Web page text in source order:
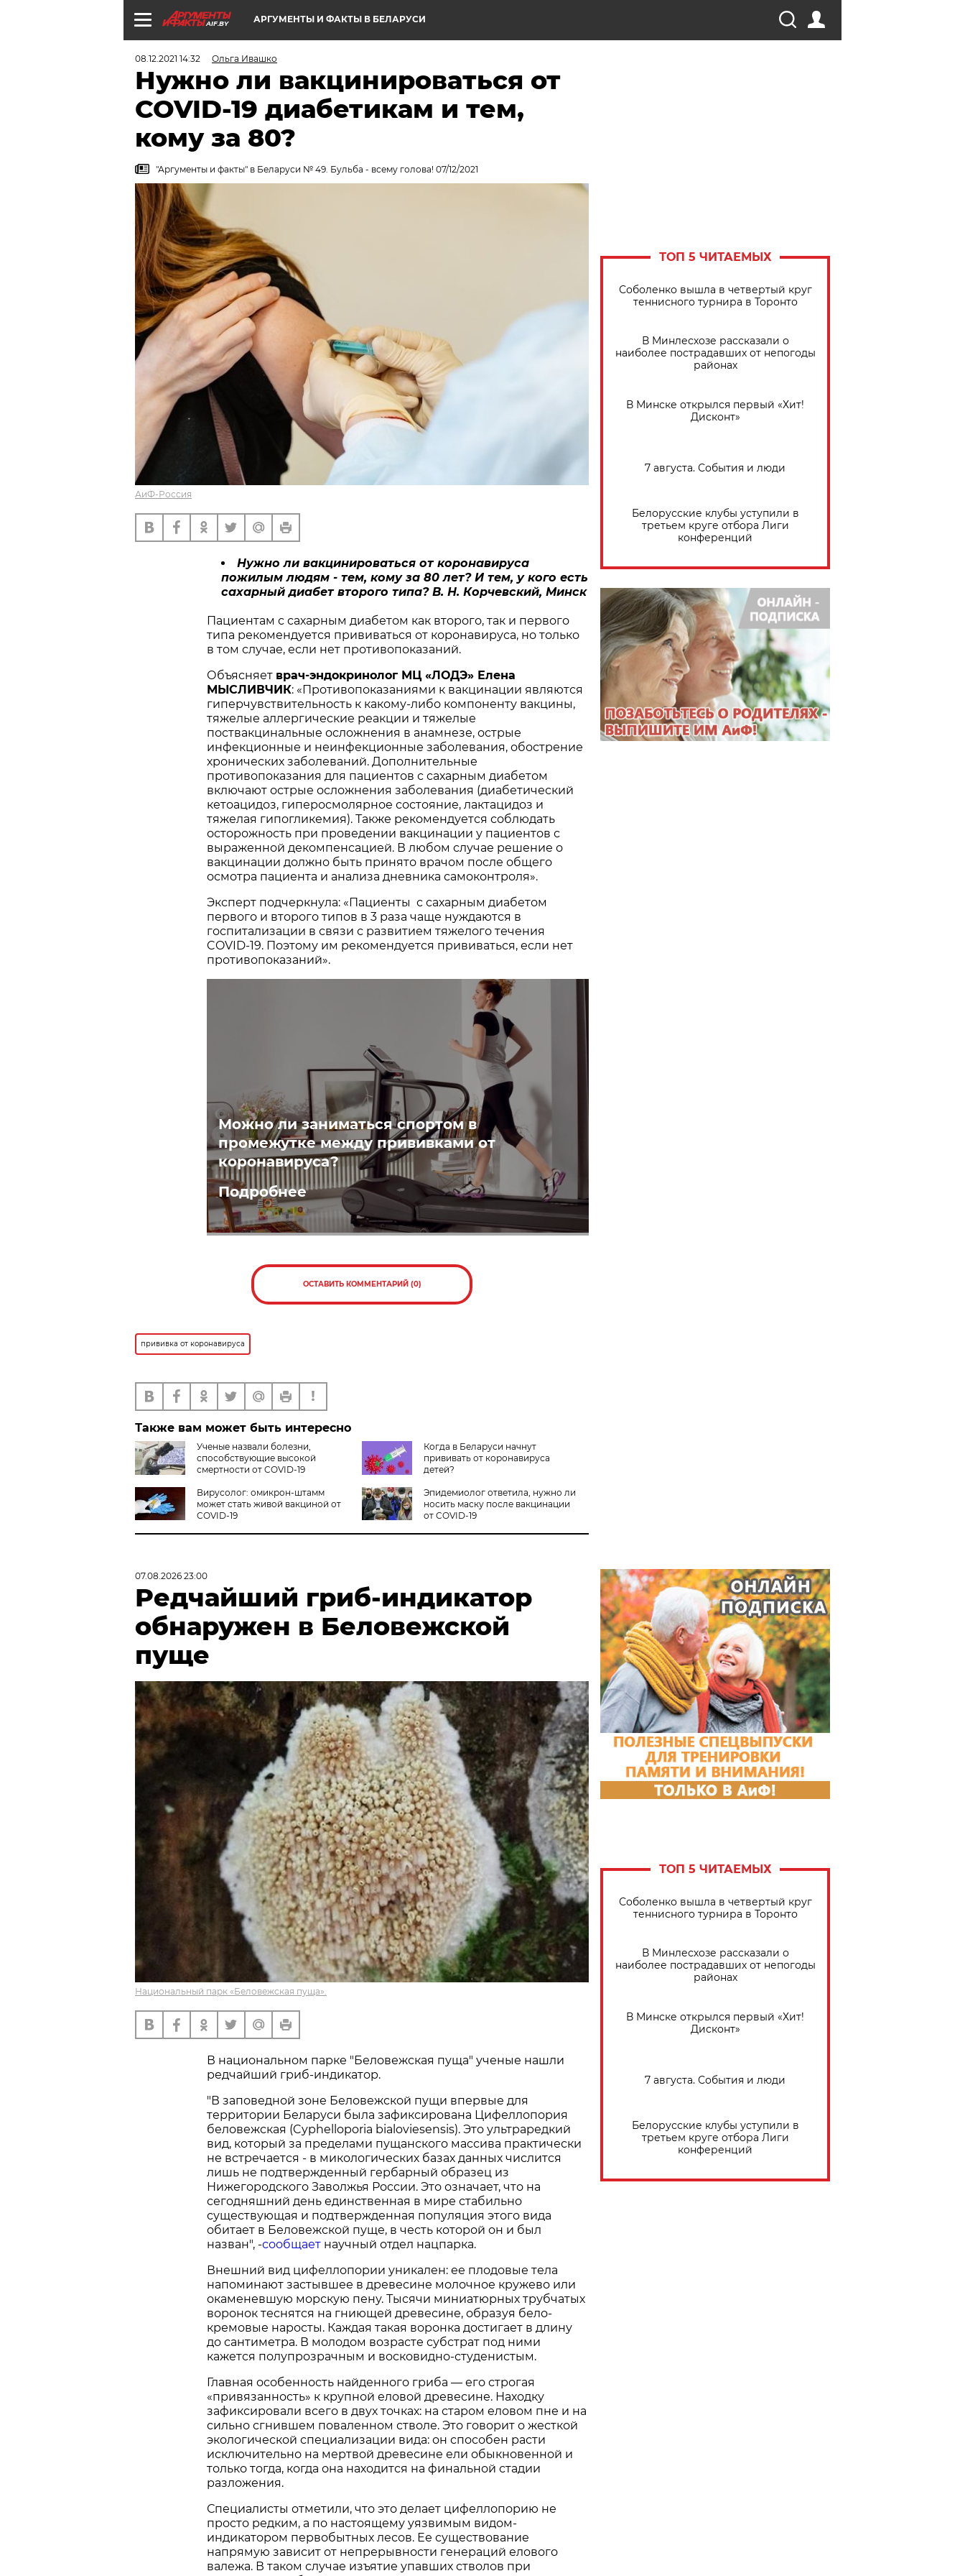
AIF.BY АРГУМЕНТЫ И ФАКТЫ В БЕЛАРУСИ
08.12.2021 14:32 Ольга Ивашко
Нужно ли вакцинироваться от
COVID-19 диабетикам и тем,
кому за 80?
"Аргументы и факты" в Беларуси № 49. Бульба - всему голова! 07/12/2021
АиФ-Россия
Нужно ли вакцинироваться от коронавируса
пожилым людям - тем, кому за 80 лет? И тем, у кого есть
сахарный диабет второго типа? В. Н. Корчевский, Минск
Пациентам с сахарным диабетом как второго, так и первого
типа рекомендуется прививаться от коронавируса, но только
в том случае, если нет противопоказаний.
Объясняет врач-эндокринолог МЦ «ЛОДЭ» Елена
МЫСЛИВЧИК: «Противопоказаниями к вакцинации являются
гиперчувствительность к какому-либо компоненту вакцины,
тяжелые аллергические реакции и тяжелые
поствакцинальные осложнения в анамнезе, острые
инфекционные и неинфекционные заболевания, обострение
хронических заболеваний. Дополнительные
противопоказания для пациентов с сахарным диабетом
включают острые осложнения заболевания (диабетический
кетоацидоз, гиперосмолярное состояние, лактацидоз и
тяжелая гипогликемия). Также рекомендуется соблюдать
осторожность при проведении вакцинации у пациентов с
выраженной декомпенсацией. В любом случае решение о
вакцинации должно быть принято врачом после общего
осмотра пациента и анализа дневника самоконтроля».
Эксперт подчеркнула: «Пациенты с сахарным диабетом
первого и второго типов в 3 раза чаще нуждаются в
госпитализации в связи с развитием тяжелого течения
COVID-19. Поэтому им рекомендуется прививаться, если нет
противопоказаний».
Можно ли заниматься спортом в
промежутке между прививками от
коронавируса?
Подробнее
ОСТАВИТЬ КОММЕНТАРИЙ (0)
прививка от коронавируса
Также вам может быть интересно
Ученые назвали болезни,
способствующие высокой
смертности от COVID-19
Когда в Беларуси начнут
прививать от коронавируса
детей?
Вирусолог: омикрон-штамм
может стать живой вакциной от
COVID-19
Эпидемиолог ответила, нужно ли
носить маску после вакцинации
от COVID-19
ТОП 5 ЧИТАЕМЫХ
Соболенко вышла в четвертый круг
теннисного турнира в Торонто
В Минлесхозе рассказали о
наиболее пострадавших от непогоды
районах
В Минске открылся первый «Хит!
Дисконт»
7 августа. События и люди
Белорусские клубы уступили в
третьем круге отбора Лиги
конференций
07.08.2026 23:00
Редчайший гриб-индикатор
обнаружен в Беловежской
пуще
Национальный парк «Беловежская пуща».
В национальном парке "Беловежская пуща" ученые нашли
редчайший гриб-индикатор.
"В заповедной зоне Беловежской пущи впервые для
территории Беларуси была зафиксирована Цифеллопория
беловежская (Cyphelloporia bialoviesensis). Это ультраредкий
вид, который за пределами пущанского массива практически
не встречается - в микологических базах данных числится
лишь не подтвержденный гербарный образец из
Нижегородского Заволжья России. Это означает, что на
сегодняшний день единственная в мире стабильно
существующая и подтвержденная популяция этого вида
обитает в Беловежской пуще, в честь которой он и был
назван", -сообщает научный отдел нацпарка.
Внешний вид цифеллопории уникален: ее плодовые тела
напоминают застывшее в древесине молочное кружево или
окаменевшую морскую пену. Тысячи миниатюрных трубчатых
воронок теснятся на гниющей древесине, образуя бело-
кремовые наросты. Каждая такая воронка достигает в длину
до сантиметра. В молодом возрасте субстрат под ними
кажется полупрозрачным и восковидно-студенистым.
Главная особенность найденного гриба — его строгая
«привязанность» к крупной еловой древесине. Находку
зафиксировали всего в двух точках: на старом еловом пне и на
сильно сгнившем поваленном стволе. Это говорит о жесткой
экологической специализации вида: он способен расти
исключительно на мертвой древесине ели обыкновенной и
только тогда, когда она находится на финальной стадии
разложения.
Специалисты отметили, что это делает цифеллопорию не
просто редким, а по настоящему уязвимым видом-
индикатором первобытных лесов. Ее существование
напрямую зависит от непрерывности генераций елового
валежа. В таком случае изъятие упавших стволов при
ТОП 5 ЧИТАЕМЫХ
Соболенко вышла в четвертый круг
теннисного турнира в Торонто
В Минлесхозе рассказали о
наиболее пострадавших от непогоды
районах
В Минске открылся первый «Хит!
Дисконт»
7 августа. События и люди
Белорусские клубы уступили в
третьем круге отбора Лиги
конференций